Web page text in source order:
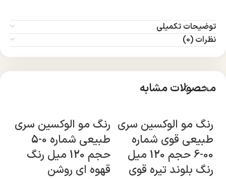
توضیحات تکمیلی
نظرات (0)
محصولات مشابه
رنگ مو الوکسین سری
طبیعی قوی شماره
00-6 حجم 120 میل
رنگ بلوند تیره قوی
رنگ مو الوکسین سری
طبیعی شماره 0-5
حجم 120 میل رنگ
قهوه ای روشن